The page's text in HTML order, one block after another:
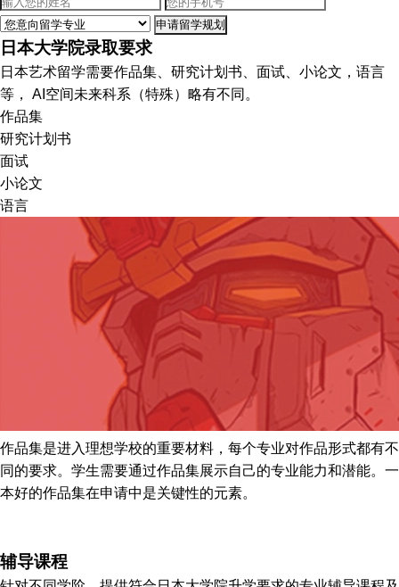
申请留学规划
日本大学院录取要求
日本艺术留学需要作品集、研究计划书、面试、小论文，语言
等， AI空间未来科系（特殊）略有不同。
作品集
研究计划书
面试
小论文
语言
作品集是进入理想学校的重要材料，每个专业对作品形式都有不
同的要求。学生需要通过作品集展示自己的专业能力和潜能。一
本好的作品集在申请中是关键性的元素。
辅导课程